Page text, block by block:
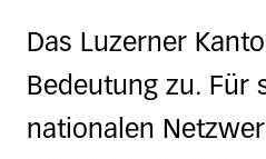
Das Luzerner
Bedeutung zu. Für
nationalen